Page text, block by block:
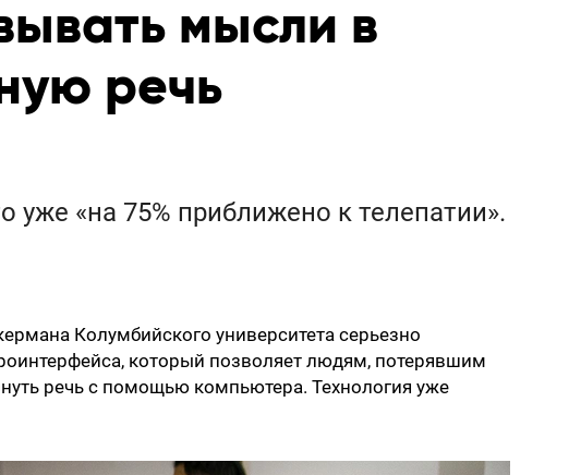
мысли в
речь
уже «на 75% приближено к телепатии».
Колумбийского университета серьезно
который позволяет людям, потерявшим
речь с помощью компьютера. Технология уже